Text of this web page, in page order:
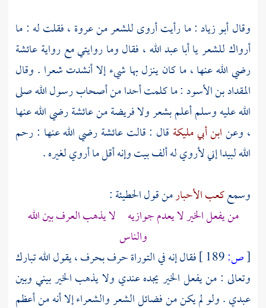
وقالأبو زياد: ما رأيت أروى للشعر منعروة ، فقلت له : ما
أرواك للشعر ياأبا عبد الله، فقال وما روايتي مع روايةعائشة
رضي الله عنها ، ما كان ينزل بها شيء إلا أنشدت شعرا . وقال
المقداد بن الأسود: ما كلمت أحدا من أصحاب رسول الله صلى
الله عليه وسلم أعلم بشعر ولا فريضة منعائشةرضي الله عنها
، وعنابن أبي مليكة قال : قالتعائشةرضي الله عنها : رحم
اللهلبيداإني لأروي له ألف بيت وإنه أقل ما أروي لغيره .
وسمعكعب الأحبارمن قولالحطيئة:
من يفعل الخير لا يعدم جوازيه لا يذهب العرف بين الله
والناس
[ص:
فقال إنه في التوراة حرف بحرف ، يقول الله تبارك
وتعالى : من يفعل الخير يجده عندي ولا يذهب الخير بيني وبين
عبدي . ولو لم يكن من فضائل الشعر والشعراء إلا أنه من أعظم